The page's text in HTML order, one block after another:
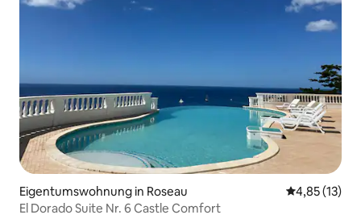
Eigentumswohnung in Roseau
4,85 (13)
El Dorado Suite Nr. 6 Castle Comfort